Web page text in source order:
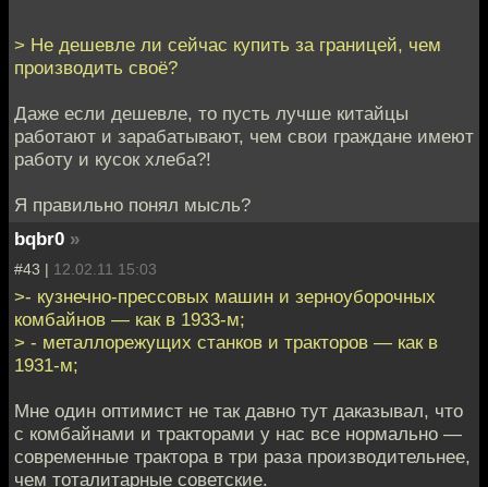
> Не дешевле ли сейчас купить за границей, чем
производить своё?
Даже если дешевле, то пусть лучше китайцы
работают и зарабатывают, чем свои граждане имеют
работу и кусок хлеба?!
Я правильно понял мысль?
bqbr0 »
#43 | 12.02.11 15:03
>- кузнечно-прессовых машин и зерноуборочных
комбайнов — как в 1933-м;
> - металлорежущих станков и тракторов — как в
1931-м;
Мне один оптимист не так давно тут даказывал, что
с комбайнами и тракторами у нас все нормально —
современные трактора в три раза производительнее,
чем тоталитарные советские.